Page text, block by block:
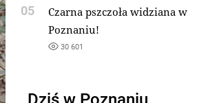
05
Czarna pszczoła widziana w
Poznaniu!
30 601
Dziś w Poznaniu